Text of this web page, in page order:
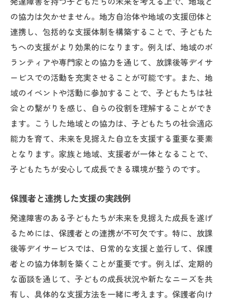
の協力は欠かせません。地方自治体や地域の支援団体と
連携し、包括的な支援体制を構築することで、子どもた
ちへの支援がより効果的になります。例えば、地域のボ
ランティアや専門家との協力を通じて、放課後等デイサ
ービスでの活動を充実させることが可能です。また、地
域のイベントや活動に参加することで、子どもたちは社
会との繋がりを感じ、自らの役割を理解することができ
ます。こうした地域との協力は、子どもたちの社会適応
能力を育て、未来を見据えた自立を支援する重要な要素
となります。家族と地域、支援者が一体となることで、
子どもたちが安心して成長できる環境が整うのです。
保護者と連携した支援の実践例
発達障害のある子どもたちが未来を見据えた成長を遂げ
るためには、保護者との連携が不可欠です。特に、放課
後等デイサービスでは、日常的な支援と並行して、保護
者との協力体制を築くことが重要です。例えば、定期的
な面談を通じて、子どもの成長状況や新たなニーズを共
有し、具体的な支援方法を一緒に考えます。保護者向け